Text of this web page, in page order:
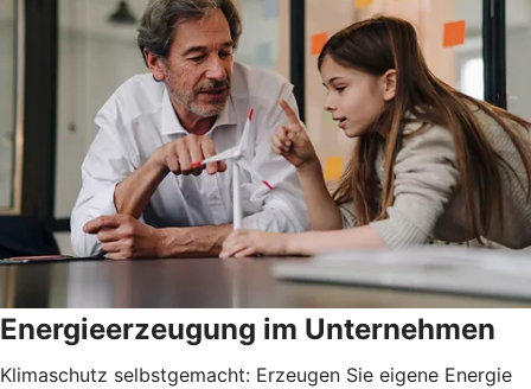
Energieerzeugung im Unternehmen
Klimaschutz selbstgemacht: Erzeugen Sie eigene Energie